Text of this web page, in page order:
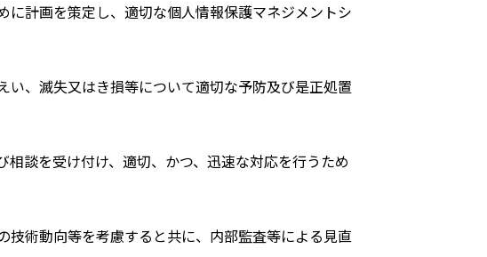
計画を策定し、適切な個人情報保護マネジメントシ
、滅失又はき損等について適切な予防及び是正処置
談を受け付け、適切、かつ、迅速な対応を行うため
術動向等を考慮すると共に、内部監査等による見直